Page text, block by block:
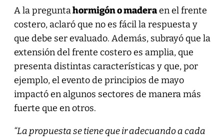
A la preguntahormigón o maderaen el frente
costero, aclaró que no es fácil la respuesta y
que debe ser evaluado. Además, subrayó que la
extensión del frente costero es amplia, que
presenta distintas características y que, por
ejemplo, el evento de principios de mayo
impactó en algunos sectores de manera más
fuerte que en otros.
“La propuesta se tiene que ir adecuando a cada